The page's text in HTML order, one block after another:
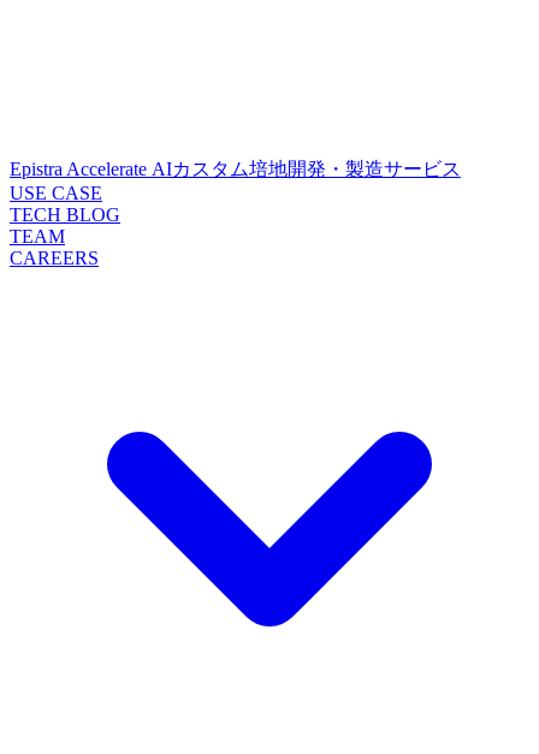
Epistra Accelerate AIカスタム培地開発・製造サービス
USE CASE
TECH BLOG
TEAM
CAREERS